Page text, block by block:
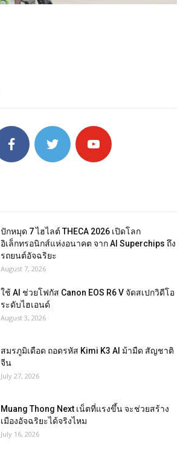
ปักหมุด 7 ไฮไลต์ THECA 2026 เปิดโลก
อิเล็กทรอนิกส์แห่งอนาคต จาก AI Superchips ถึง
รถยนต์อัจฉริยะ
August 7, 2026
ใช้ AI ช่วยโฟกัส Canon EOS R6 V จัดสเปกวิดีโอ
ระดับไฮเอนด์
August 3, 2026
สมรภูมิเดือด ถอดรหัส Kimi K3 AI ม้ามืด สัญชาติ
จีน
July 27, 2026
Muang Thong Next เน็ตที่แรงขึ้น จะช่วยสร้าง
เมืองอัจฉริยะได้จริงไหม
July 16, 2026